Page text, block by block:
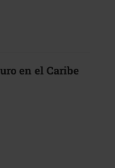
en el Caribe